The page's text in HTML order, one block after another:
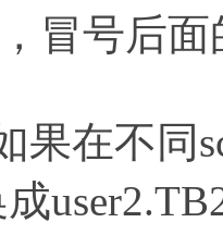
冒号后
果在不同